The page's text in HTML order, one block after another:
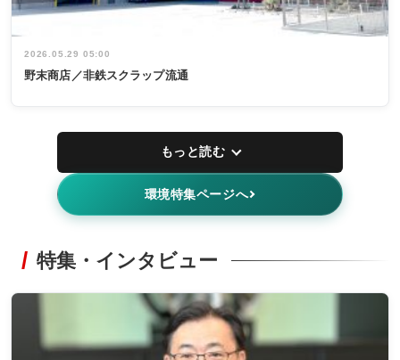
2026.05.29 05:00
野末商店／非鉄スクラップ流通
もっと読む
環境特集ページへ
特集・インタビュー